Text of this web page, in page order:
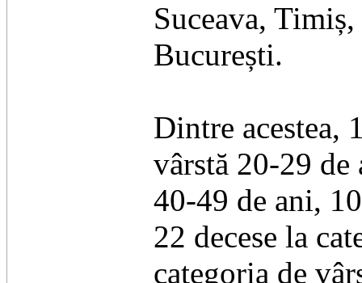
Suceava,
București.
Dintre acestea,
vârstă 20-29 de
40-49 de ani,
22 decese la
categoria de